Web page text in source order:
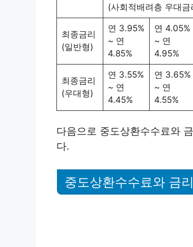
(사회적배려층 우대
최종금리
(일반형)
연 3.95%
~ 연
4.85%
연 4.05%
~ 연
4.95%
최종금리
(우대형)
연 3.55%
~ 연
4.45%
연 3.65%
~ 연
4.55%
다음으로 중도상환수수료와
다.
중도상환수수료와 금